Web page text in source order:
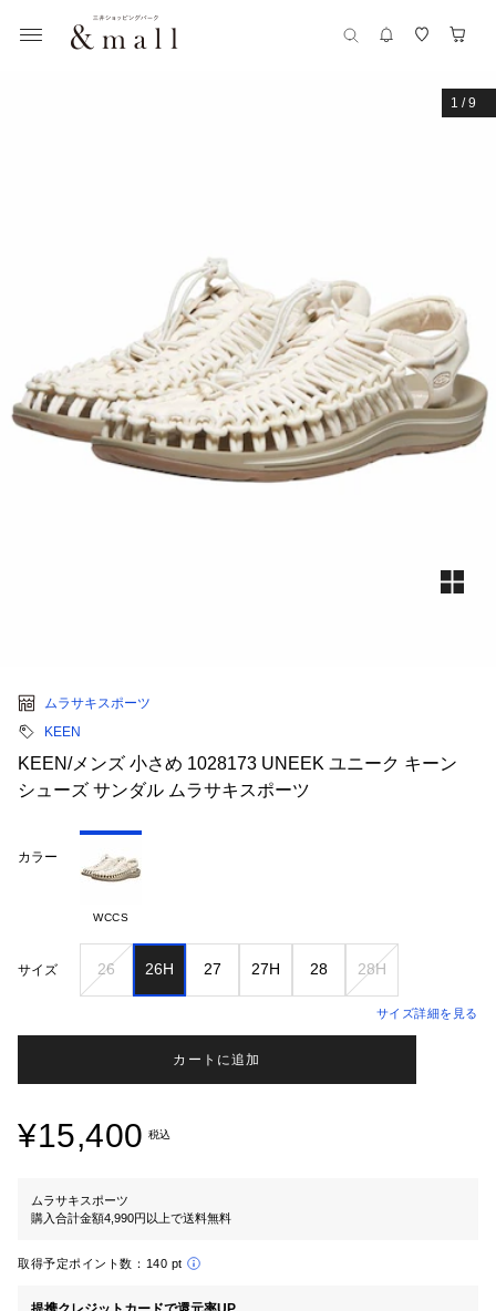
1 /9
ムラサキスポーツ
KEEN
KEEN/メンズ 小さめ 1028173 UNEEK ユニーク キーン
シューズ サンダル ムラサキスポーツ
カラー
WCCS
サイズ 26 26H 27 27H 28 28H
サイズ詳細を見る
カートに追加
¥15,400 税込
ムラサキスポーツ
購入合計金額4,990円以上で送料無料
取得予定ポイント数： 140 pt